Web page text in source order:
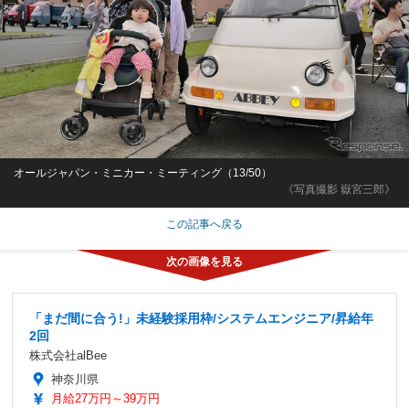
《写真撮影 嶽宮三郎》
オールジャパン・ミニカー・ミーティング（13/50）
この記事へ戻る
「まだ間に合う!」未経験採用枠/システムエンジニア/昇給年
2回
株式会社alBee
神奈川県
月給27万円～39万円